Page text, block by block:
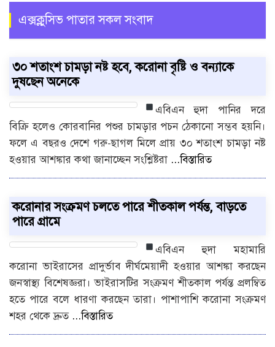
এক্সক্লুসিভ পাতার সকল সংবাদ
৩০ শতাংশ চামড়া নষ্ট হবে, করোনা বৃষ্টি ও বন্যাকে
দুষছেন অনেকে
এবিএন হুদা পানির দরে
বিক্রি হলেও কোরবানির পশুর চামড়ার পচন ঠেকানো সম্ভব হয়নি।
ফলে এ বছরও দেশে গরু-ছাগল মিলে প্রায় ৩০ শতাংশ চামড়া নষ্ট
হওয়ার আশঙ্কার কথা জানাচ্ছেন সংশ্লিষ্টরা ...বিস্তারিত
করোনার সংক্রমণ চলতে পারে শীতকাল পর্যন্ত, বাড়তে
পারে গ্রামে
এবিএন হুদামহামারি
করোনা ভাইরাসের প্রাদুর্ভাব দীর্ঘমেয়াদী হওয়ার আশঙ্কা করছেন
জনস্বাস্থ্য বিশেষজ্ঞরা। ভাইরাসটির সংক্রমণ শীতকাল পর্যন্ত প্রলম্বিত
হতে পারে বলে ধারণা করছেন তারা। পাশাপাশি করোনা সংক্রমণ
শহর থেকে দ্রুত ...বিস্তারিত